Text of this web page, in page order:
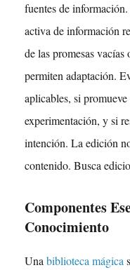
fuentes de
activa de información
de las promesas
permiten adaptación.
aplicables, si promueve
experimentación, y si
intención. La edición
contenido. Busca
Componentes
Conocimiento
Una biblioteca mágica